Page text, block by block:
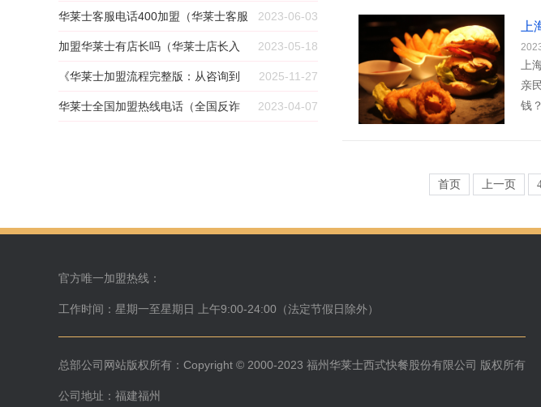
的加盟店增长图）
华莱士客服电话400加盟（华莱士客服
电话）
2023-06-03
加盟华莱士有店长吗（华莱士店长入
股骗局）
2023-05-18
《华莱士加盟流程完整版：从咨询到
开业仅需 6 步》
2025-11-27
华莱士全国加盟热线电话（全国反诈 2023-04-07
上
亲
钱
首页 上一页
官方唯一加盟热线：
工作时间：星期一至星期日 上午9:00-24:00（法定节假日除外）
总部公司网站版权所有：Copyright © 2000-2023 福州华莱士西式快餐股份有限公司 版权所有
公司地址：福建福州